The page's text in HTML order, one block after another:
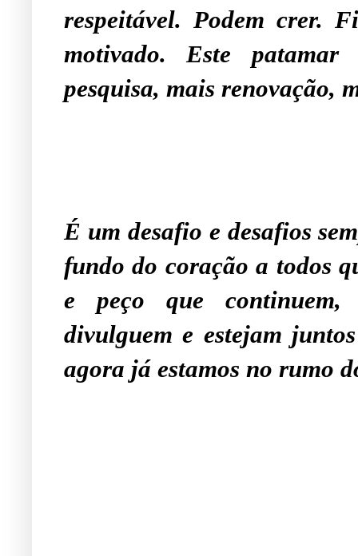
respeitável. Podem crer.
motivado. Este
pesquisa, mais renovação,
É um desafio e desafios
fundo do coração a todos
e peço que continuem,
divulguem e estejam
agora já estamos no rumo